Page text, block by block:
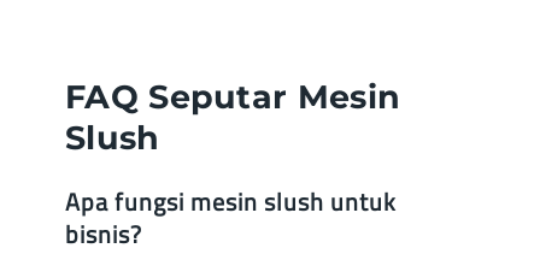
FAQ Seputar Mesin
Slush
Apa fungsi mesin slush untuk
bisnis?